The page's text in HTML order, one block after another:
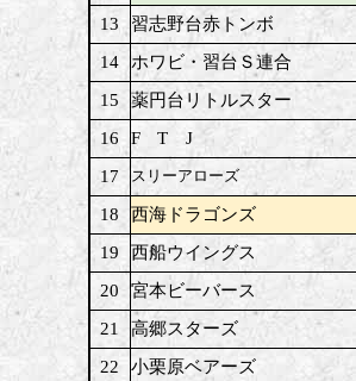
13
習志野台赤トンボ
14
ホワビ・習台Ｓ連合
15
薬円台リトルスター
16
F T J
17
スリーアローズ
18
西海ドラゴンズ
19
西船ウイングス
20
宮本ビーバース
21
高郷スターズ
22
小栗原ベアーズ